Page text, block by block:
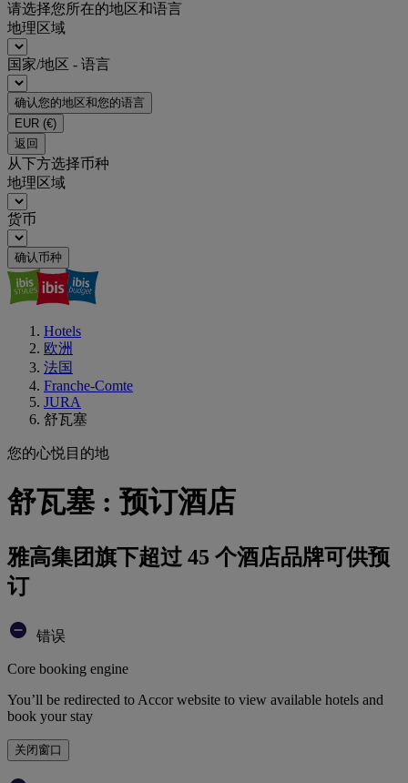
请选择您所在的地区和语言
地理区域
国家/地区 - 语言
确认您的地区和您的语言
EUR (€)
返回
从下方选择币种
地理区域
货币
确认币种
Hotels
欧洲
法国
Franche-Comte
JURA
舒瓦塞
您的心悦目的地
舒瓦塞 : 预订酒店
雅高集团旗下超过 45 个酒店品牌可供预
订
错误
Core booking engine
You’ll be redirected to Accor website to view available hotels and
book your stay
关闭窗口